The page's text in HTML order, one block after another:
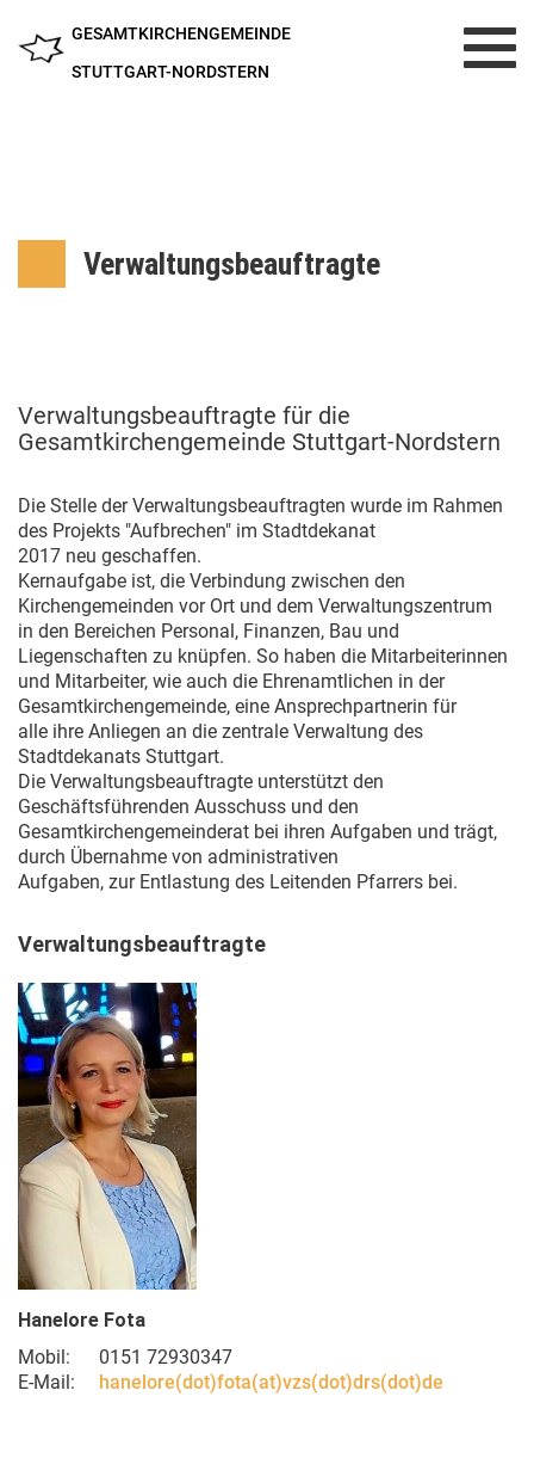
GESAMTKIRCHENGEMEINDE
STUTTGART-NORDSTERN
Verwaltungsbeauftragte
Verwaltungsbeauftragte für die
Gesamtkirchengemeinde Stuttgart-Nordstern
Die Stelle der Verwaltungsbeauftragten wurde im Rahmen
des Projekts "Aufbrechen" im Stadtdekanat
2017 neu geschaffen.
Kernaufgabe ist, die Verbindung zwischen den
Kirchengemeinden vor Ort und dem Verwaltungszentrum
in den Bereichen Personal, Finanzen, Bau und
Liegenschaften zu knüpfen. So haben die Mitarbeiterinnen
und Mitarbeiter, wie auch die Ehrenamtlichen in der
Gesamtkirchengemeinde, eine Ansprechpartnerin für
alle ihre Anliegen an die zentrale Verwaltung des
Stadtdekanats Stuttgart.
Die Verwaltungsbeauftragte unterstützt den
Geschäftsführenden Ausschuss und den
Gesamtkirchengemeinderat bei ihren Aufgaben und trägt,
durch Übernahme von administrativen
Aufgaben, zur Entlastung des Leitenden Pfarrers bei.
Verwaltungsbeauftragte
Hanelore Fota
Mobil: 0151 72930347
E-Mail: hanelore(dot)fota(at)vzs(dot)drs(dot)de